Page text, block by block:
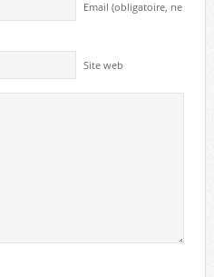
Email (obligatoire, ne
Site web